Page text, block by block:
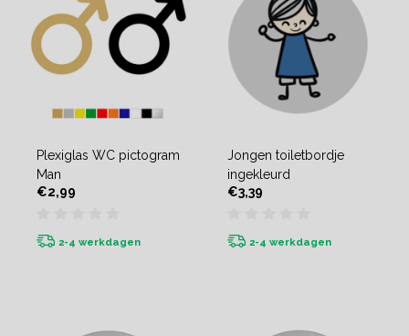
Plexiglas WC pictogram
Man
€2,99
2-4 werkdagen
Jongen toiletbordje
ingekleurd
€3,39
2-4 werkdagen